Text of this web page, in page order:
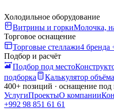
Холодильное оборудование
Витрины и горкиМолочка,
Торговое оснащение
Торговые стеллажи4 бренда
Подбор и расчёт
Подбор под место
подборка
Калькулятор объёма
400+ позиций · оснащение
УслугиПроектыО компании
+992 98 851 61 61